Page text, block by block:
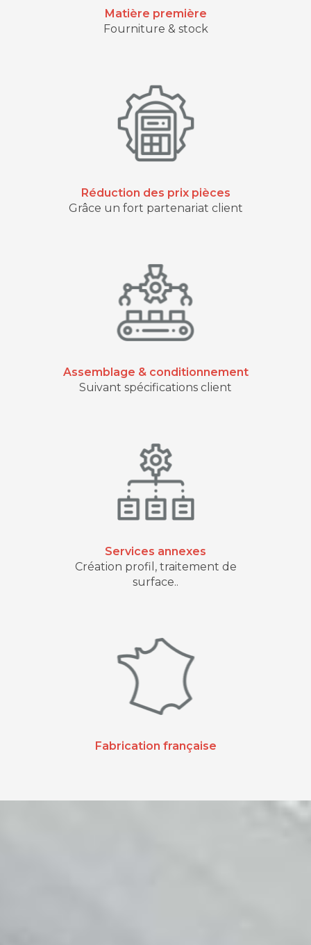
Matière première
Fourniture & stock
Réduction des prix pièces
Grâce un fort partenariat client
Assemblage & conditionnement
Suivant spécifications client
Services annexes
Création profil, traitement de
surface..
Fabrication française